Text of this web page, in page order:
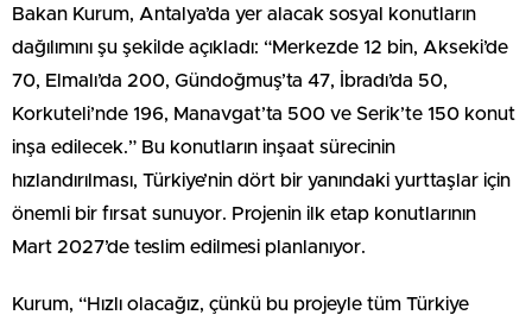
Bakan Kurum, Antalya’da yer alacak sosyal konutların
dağılımını şu şekilde açıkladı: “Merkezde 12 bin, Akseki’de
70, Elmalı’da 200, Gündoğmuş’ta 47, İbradı’da 50,
Korkuteli’nde 196, Manavgat’ta 500 ve Serik’te 150 konut
inşa edilecek.” Bu konutların inşaat sürecinin
hızlandırılması, Türkiye’nin dört bir yanındaki yurttaşlar için
önemli bir fırsat sunuyor. Projenin ilk etap konutlarının
Mart 2027’de teslim edilmesi planlanıyor.
Kurum, “Hızlı olacağız, çünkü bu projeyle tüm Türkiye